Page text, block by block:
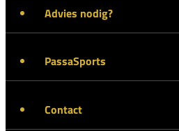
Advies nodig?
PassaSports
Contact